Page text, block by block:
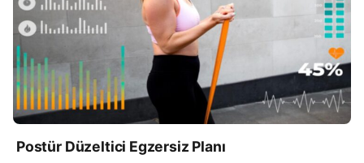
Postür Düzeltici Egzersiz Planı